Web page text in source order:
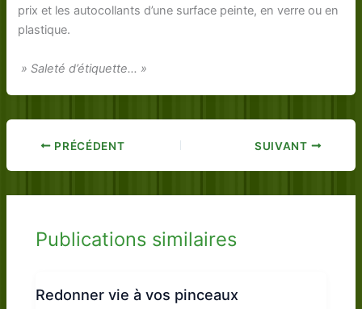
prix et les autocollants d’une surface peinte, en verre ou en
plastique.
» Saleté d’étiquette… »
PRÉCÉDENT SUIVANT
Publications similaires
Redonner vie à vos pinceaux